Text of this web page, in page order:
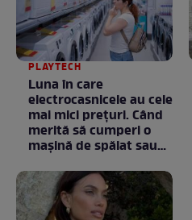
PLAYTECH
Luna în care
electrocasnicele au cele
mai mici prețuri. Când
merită să cumperi o
mașină de spălat sau